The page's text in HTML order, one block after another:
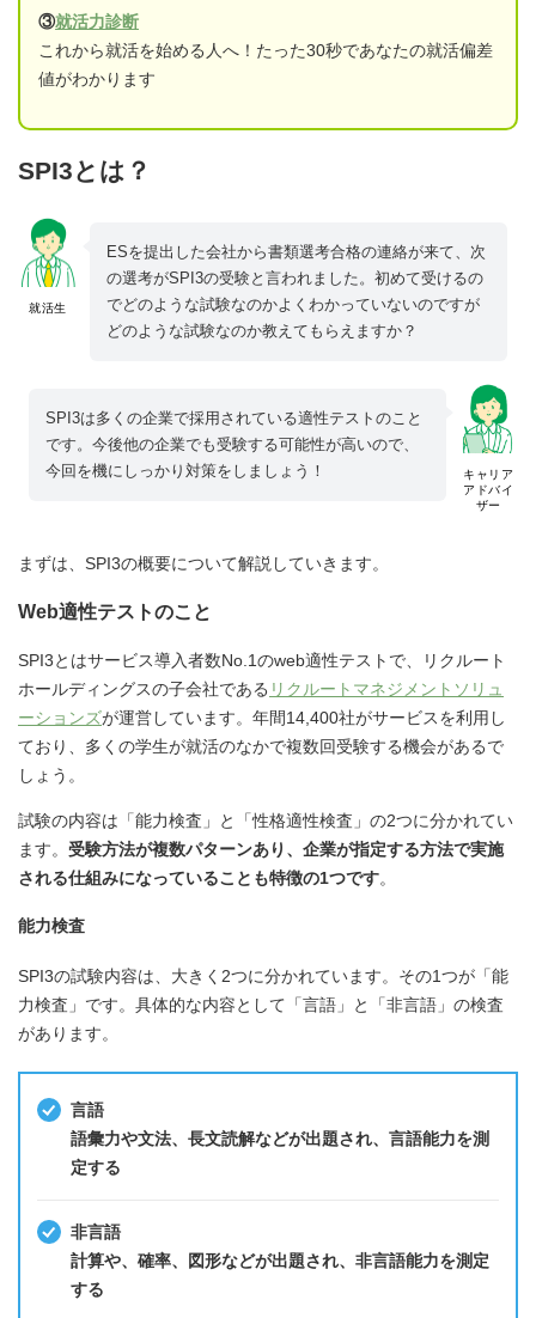
③就活力診断
これから就活を始める人へ！たった30秒であなたの就活偏差
値がわかります
SPI3とは？
就活生
ESを提出した会社から書類選考合格の連絡が来て、次
の選考がSPI3の受験と言われました。初めて受けるの
でどのような試験なのかよくわかっていないのですが
どのような試験なのか教えてもらえますか？
キャリア
アドバイ
ザー
SPI3は多くの企業で採用されている適性テストのこと
です。今後他の企業でも受験する可能性が高いので、
今回を機にしっかり対策をしましょう！
まずは、SPI3の概要について解説していきます。
Web適性テストのこと
SPI3とはサービス導入者数No.1のweb適性テストで、リクルート
ホールディングスの子会社である リクルートマネジメントソリュ
ーションズが運営しています。年間14,400社がサービスを利用し
ており、多くの学生が就活のなかで複数回受験する機会があるで
しょう。
試験の内容は「能力検査」と「性格適性検査」の2つに分かれてい
ます。 受験方法が複数パターンあり、企業が指定する方法で実施
される仕組みになっていることも特徴の1つです。
能力検査
SPI3の試験内容は、大きく2つに分かれています。その1つが「能
力検査」です。具体的な内容として「言語」と「非言語」の検査
があります。
言語
語彙力や文法、長文読解などが出題され、言語能力を測
定する
非言語
計算や、確率、図形などが出題され、非言語能力を測定
する